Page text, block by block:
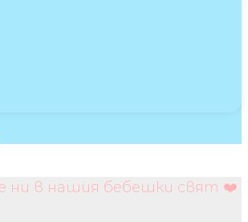
ни в нашия бебешки свят ❤️